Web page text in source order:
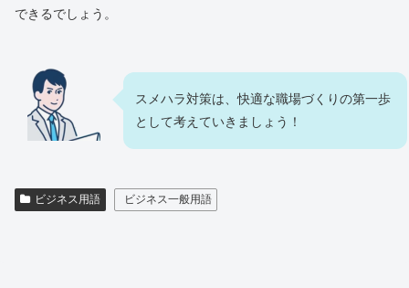
できるでしょう。
スメハラ対策は、快適な職場づくりの第一歩
として考えていきましょう！
ビジネス用語 ビジネス一般用語